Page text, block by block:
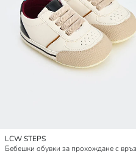
LCW STEPS